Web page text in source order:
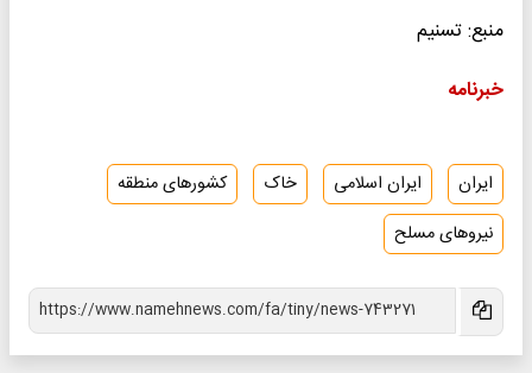
منبع: تسنیم
خبرنامه
ایران ایران اسلامی خاک
کشورهای منطقه
نیروهای مسلح